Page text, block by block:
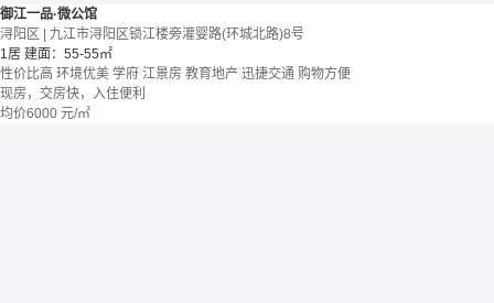
御江一品·微公馆
浔阳区 | 九江市浔阳区锁江楼旁灌婴路(环城北路)8号
1居 建面：55-55㎡
性价比高 环境优美 学府 江景房 教育地产 迅捷交通 购物方便
现房，交房快，入住便利
均价6000 元/㎡